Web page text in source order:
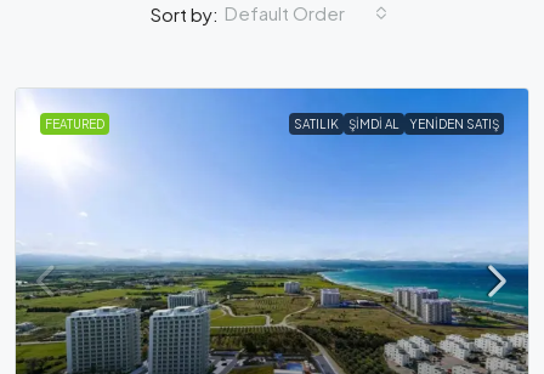
Sort by: Default Order
FEATURED SATILIK ŞIMDI AL YENIDEN SATIŞ